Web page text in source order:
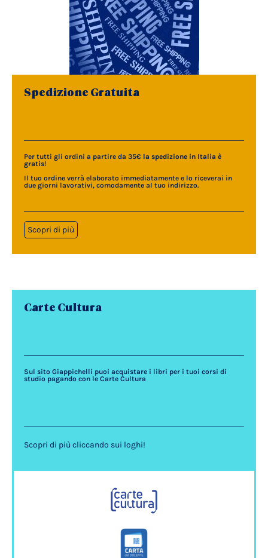
Spedizione Gratuita
Per tutti gli ordini a partire da 35€ la spedizione in Italia è
gratis!
Il tuo ordine verrà elaborato immediatamente e lo riceverai in
due giorni lavorativi, comodamente al tuo indirizzo.
Scopri di più
Carte Cultura
Sul sito Giappichelli puoi acquistare i libri per i tuoi corsi di
studio pagando con le Carte Cultura
Scopri di più cliccando sui loghi!